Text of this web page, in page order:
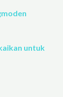
untuk